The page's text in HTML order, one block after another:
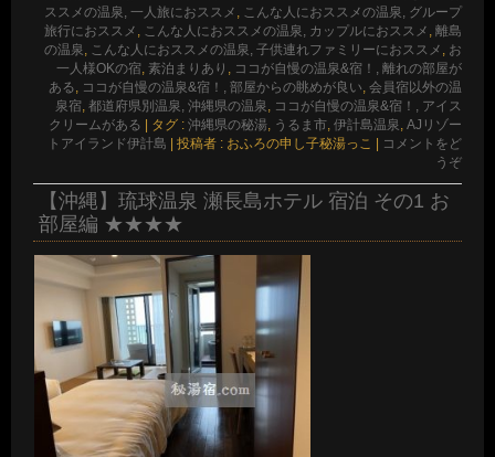
ススメの温泉, 一人旅におススメ , こんな人におススメの温泉, グループ
旅行におススメ , こんな人におススメの温泉, カップルにおススメ , 離島
の温泉, こんな人におススメの温泉, 子供連れファミリーにおススメ , お
一人様OKの宿, 素泊まりあり , ココが自慢の温泉&宿！, 離れの部屋が
ある, ココが自慢の温泉&宿！, 部屋からの眺めが良い, 会員宿以外の温
泉宿, 都道府県別温泉, 沖縄県の温泉, ココが自慢の温泉&宿！, アイス
クリームがある
タグ : 沖縄県の秘湯, うるま市, 伊計島温泉, AJリゾー
トアイランド伊計島
投稿者 : おふろの申し子秘湯っこ
コメントをど
うぞ
【沖縄】琉球温泉 瀬長島ホテル 宿泊 その1 お
部屋編 ★★★★